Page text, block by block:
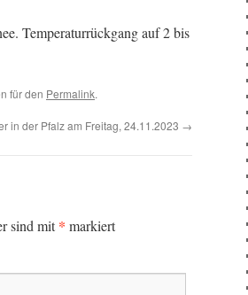
Temperaturrückgang auf 2 bis
für den Permalink.
in der Pfalz am Freitag, 24.11.2023 →
sind mit* markiert